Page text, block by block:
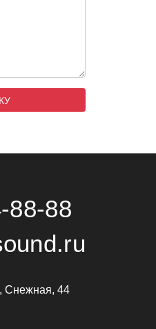
88-88
Снежная, 44